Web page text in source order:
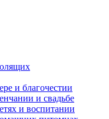
и благочестии
и свадьбе
и воспитании